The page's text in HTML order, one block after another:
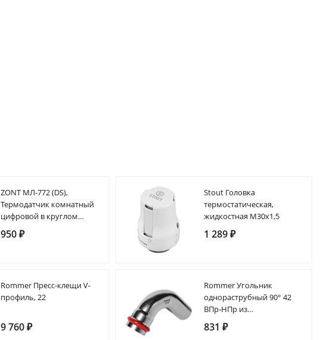
ZONT МЛ-772 (DS),
Термодатчик комнатный
цифровой в круглом
корпусе (DS18S20)
950 ₽
Stout Головка
термостатическая,
жидкостная M30x1,5
1 289 ₽
Rommer Пресс-клещи V-
профиль, 22
9 760 ₽
Rommer Угольник
однораструбный 90° 42
ВПр-НПр из
нержавеющей стали (304),
кольцо из EPDM
831 ₽